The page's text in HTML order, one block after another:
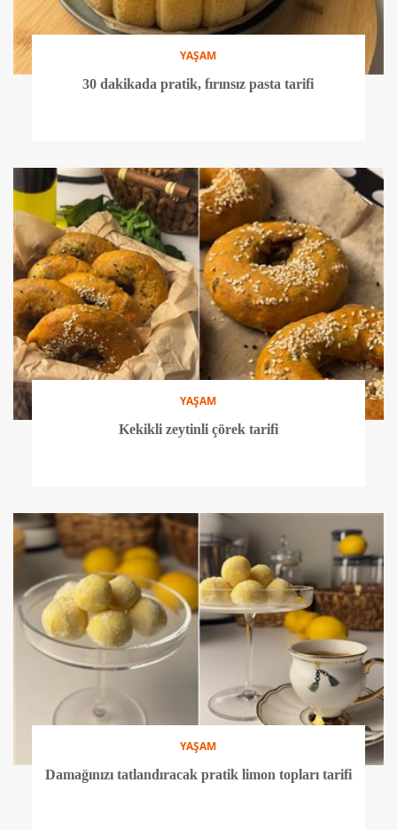
YAŞAM
30 dakikada pratik, fırınsız pasta tarifi
YAŞAM
Kekikli zeytinli çörek tarifi
YAŞAM
Damağınızı tatlandıracak pratik limon topları tarifi